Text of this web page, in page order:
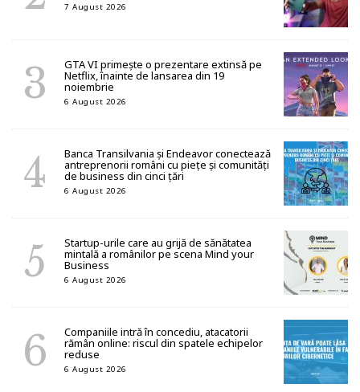
7 August 2026
GTA VI primește o prezentare extinsă pe
Netflix, înainte de lansarea din 19
noiembrie
6 August 2026
Banca Transilvania și Endeavor conectează
antreprenorii români cu piețe și comunități
de business din cinci țări
6 August 2026
Startup-urile care au grijă de sănătatea
mintală a românilor pe scena Mind your
Business
6 August 2026
Companiile intră în concediu, atacatorii
rămân online: riscul din spatele echipelor
reduse
6 August 2026